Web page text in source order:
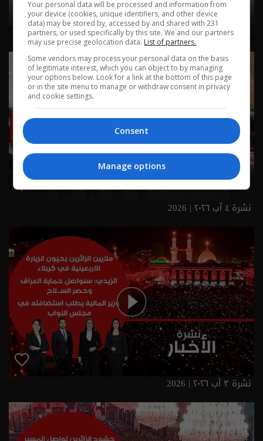
نشرة ٥ آب ٢٠٢٦ | 2026
نشرة ٤ آب ٢٠٢٦ | 2026
نشرة ٣ آب ٢٠٢٦ | 2026
Your personal data will be processed and information from
your device (cookies, unique identifiers, and other device
data) may be stored by, accessed by and shared with 231
partners, or used specifically by this site. We and our partners
may use precise geolocation data. List of partners.
Some vendors may process your personal data on the basis
of legitimate interest, which you can object to by managing
your options below. Look for a link at the bottom of this page
or in the site menu to manage or withdraw consent in privacy
and cookie settings.
Consent
Manage options